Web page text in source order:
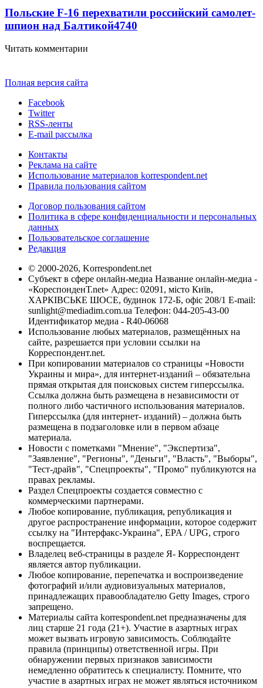
Польские F-16 перехватили российский самолет-
шпион над Балтикой4740
Читать комментарии
Полная версия сайта
Facebook
Twitter
RSS-ленты
E-mail рассылка
Контакты
Реклама на сайте
Использование материалов korrespondent.net
Правила пользования сайтом
Договор пользования сайтом
Политика в сфере конфиденциальности и персональных
данных
Пользовательское соглашение
Редакция
© 2000-2026, Korrespondent.net
Субъект в сфере онлайн-медиа Название онлайн-медиа -
«КореспонденТ.net» Адрес: 02091, місто Київ,
ХАРКІВСЬКЕ ШОСЕ, будинок 172-Б, офіс 208/1 E-mail:
sunlight@mediadim.com.ua Телефон: 044-205-43-00
Идентификатор медиа - R40-06068
Использование любых материалов, размещённых на
сайте, разрешается при условии ссылки на
Корреспондент.net.
При копировании материалов со страницы «Новости
Украины и мира», для интернет-изданий – обязательна
прямая открытая для поисковых систем гиперссылка.
Ссылка должна быть размещена в независимости от
полного либо частичного использования материалов.
Гиперссылка (для интернет- изданий) – должна быть
размещена в подзаголовке или в первом абзаце
материала.
Новости с пометками "Мнение", "Экспертиза",
"Заявление", "Регионы", "Деньги", "Власть", "Выборы",
"Тест-драйв", "Спецпроекты", "Промо" публикуются на
правах рекламы.
Раздел Спецпроекты создается совместно с
коммерческими партнерами.
Любое копирование, публикация, републикация и
другое распространение информации, которое содержит
ссылку на "Интерфакс-Украина", EPA / UPG, строго
воспрещается.
Владелец веб-страницы в разделе Я- Корреспондент
является автор публикации.
Любое копирование, перепечатка и воспроизведение
фотографий и/или аудиовизуальных материалов,
принадлежащих правообладателю Getty Images, строго
запрещено.
Материалы сайта korrespondent.net предназначены для
лиц старше 21 года (21+). Участие в азартных играх
может вызвать игровую зависимость. Соблюдайте
правила (принципы) ответственной игры. При
обнаружении первых признаков зависимости
немедленно обратитесь к специалисту. Помните, что
участие в азартных играх не может являться источником